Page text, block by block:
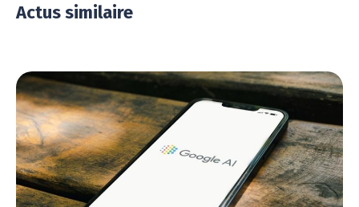
Actus similaire